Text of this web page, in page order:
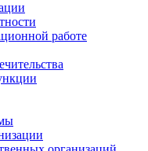
работе